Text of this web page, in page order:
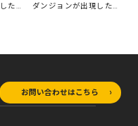
たの
ダンジョンが出現したの
お問い合わせはこちら